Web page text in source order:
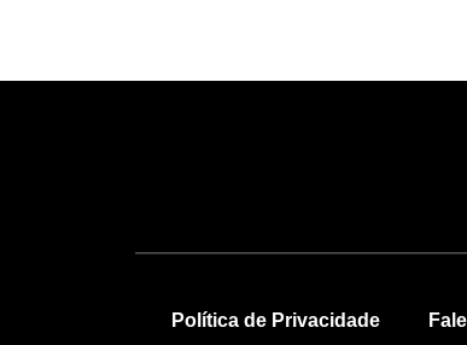
Política de Privacidade